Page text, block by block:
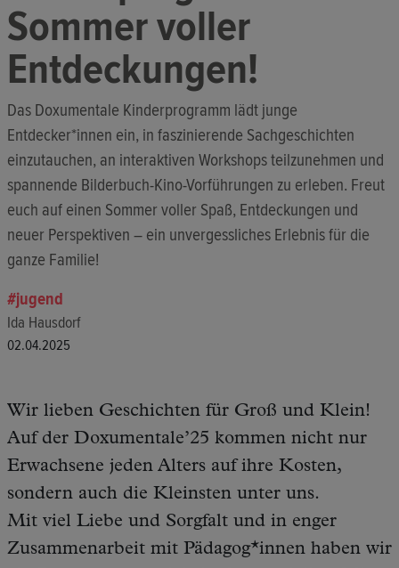
Sommer voller
Entdeckungen!
Das Doxumentale Kinderprogramm lädt junge
Entdecker*innen ein, in faszinierende Sachgeschichten
einzutauchen, an interaktiven Workshops teilzunehmen und
spannende Bilderbuch-Kino-Vorführungen zu erleben. Freut
euch auf einen Sommer voller Spaß, Entdeckungen und
neuer Perspektiven – ein unvergessliches Erlebnis für die
ganze Familie!
jugend
Ida Hausdorf
02.04.2025
Wir lieben Geschichten für Groß und Klein!
Auf der Doxumentale’25 kommen nicht nur
Erwachsene jeden Alters auf ihre Kosten,
sondern auch die Kleinsten unter uns.
Mit viel Liebe und Sorgfalt und in enger
Zusammenarbeit mit Pädagog*innen haben wir